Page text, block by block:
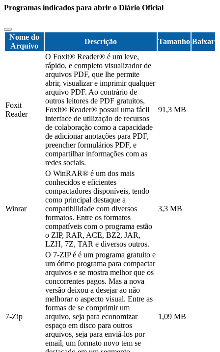
Programas indicados para abrir o Diário Oficial
Nome do
Arquivo
Descrição Tamanho Baixar
Foxit
Reader
O Foxit® Reader® é um leve,
rápido, e completo visualizador de
arquivos PDF, que lhe permite
abrir, visualizar e imprimir qualquer
arquivo PDF. Ao contrário de
outros leitores de PDF gratuitos,
Foxit® Reader® possui uma fácil
interface de utilização de recursos
de colaboração como a capacidade
de adicionar anotações para PDF,
preencher formulários PDF, e
compartilhar informações com as
redes sociais.
91,3 MB
Winrar
O WinRAR® é um dos mais
conhecidos e eficientes
compactadores disponíveis, tendo
como principal destaque a
compatibilidade com diversos
formatos. Entre os formatos
compatíveis com o programa estão
o ZIP, RAR, ACE, BZ2, JAR,
LZH, 7Z, TAR e diversos outros.
3,3 MB
7-Zip
O 7-ZIP é é um programa gratuito e
um ótimo programa para compactar
arquivos e se mostra melhor que os
concorrentes pagos. Mas a nova
versão deixou a desejar ao não
melhorar o aspecto visual. Entre as
formas de se comprimir um
arquivo, seja para economizar
espaço em disco para outros
arquivos, seja para enviá-los por
email, um formato novo tem se
1,09 MB